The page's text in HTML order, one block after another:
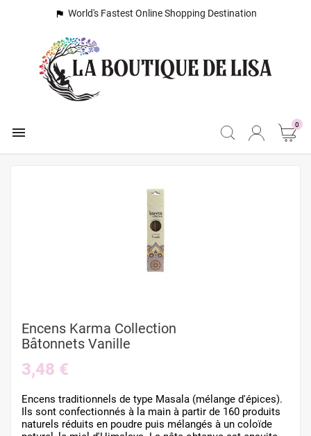
 World's Fastest Online Shopping Destination
 0
Encens Karma Collection
Bâtonnets Vanille
3,48 €
Encens traditionnels de type Masala (mélange d'épices).
Ils sont confectionnés à la main à partir de 160 produits
naturels réduits en poudre puis mélangés à un coloïde